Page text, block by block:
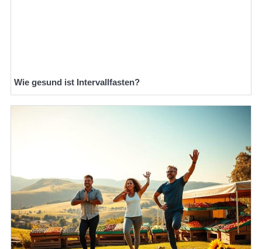
Wie gesund ist Intervallfasten?